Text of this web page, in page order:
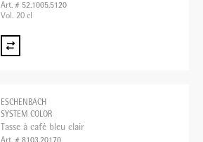
Art. # 52.1005.5120
Vol. 20 cl
ESCHENBACH
SYSTEM COLOR
Tasse à café bleu clair